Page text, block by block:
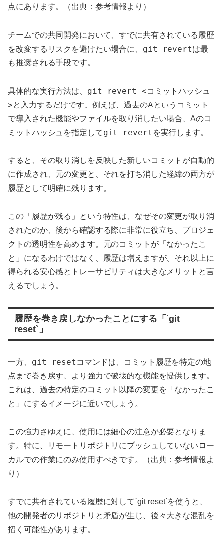
点にあります。（出典：参考情報より）
チームでの共同開発において、すでに共有されている履歴
を改変するリスクを避けたい場合に、 git revertは最
も推奨される手段です。
具体的な実行方法は、 git revert <コミットハッシュ
>と入力するだけです。例えば、過去のAというコミット
で導入された機能やファイルを取り消したい場合、Aのコ
ミットハッシュを指定してgit revert を実行します。
すると、その取り消しを反映した新しいコミットが自動的
に作成され、元の変更と、それを打ち消した経緯の両方が
履歴として明確に残ります。
この「履歴が残る」という特性は、なぜその変更が取り消
されたのか、後から確認する際に非常に役立ち、プロジェ
クトの透明性を高めます。元のコミットが「なかったこ
と」になるわけではなく、履歴は増えますが、それ以上に
得られる安心感とトレーサビリティは大きなメリットと言
えるでしょう。
履歴を巻き戻しなかったことにする「`git
reset`」
一方、 git reset コマンドは、コミット履歴を特定の地
点まで巻き戻す、より強力で破壊的な機能を提供します。
これは、過去の特定のコミット以降の変更を「なかったこ
と」にするイメージに近いでしょう。
この強力さゆえに、使用には細心の注意が必要となりま
す。特に、リモートリポジトリにプッシュしていないロー
カルでの作業にのみ使用すべきです。（出典：参考情報よ
り）
すでに共有されている履歴に対して`git reset`を使うと、
他の開発者のリポジトリと矛盾が生じ、後々大きな混乱を
招く可能性があります。